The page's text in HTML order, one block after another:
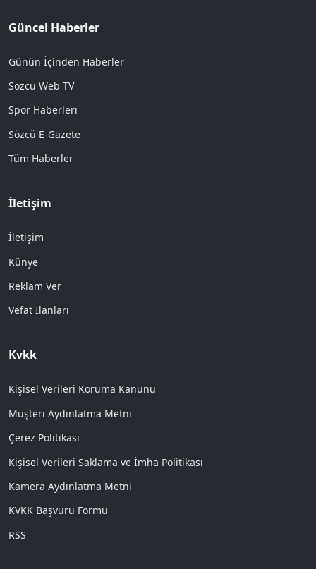
Güncel Haberler
Günün İçinden Haberler
Sözcü Web TV
Spor Haberleri
Sözcü E-Gazete
Tüm Haberler
İletişim
İletişim
Künye
Reklam Ver
Vefat İlanları
Kvkk
Kişisel Verileri Koruma Kanunu
Müşteri Aydınlatma Metni
Çerez Politikası
Kişisel Verileri Saklama ve İmha Politikası
Kamera Aydınlatma Metni
KVKK Başvuru Formu
RSS